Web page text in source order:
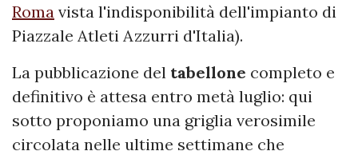
Roma vista l'indisponibilità dell'impianto di
Piazzale Atleti Azzurri d'Italia).
La pubblicazione del tabellone completo e
definitivo è attesa entro metà luglio: qui
sotto proponiamo una griglia verosimile
circolata nelle ultime settimane che